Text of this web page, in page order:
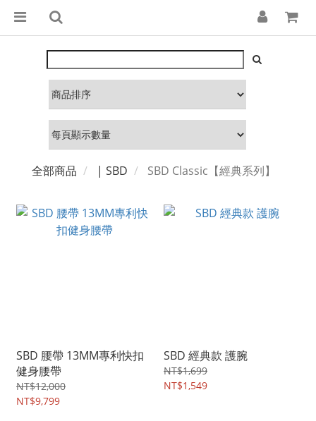
全部商品 | SBD SBD Classic【經典系列】
SBD 腰帶 13MM專利快扣
健身腰帶
NT$12,000
NT$9,799
SBD 經典款 護腕
NT$1,699
NT$1,549